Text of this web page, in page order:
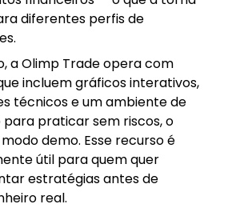
diferentes perfis de
a Olimp Trade opera com
incluem gráficos interativos,
técnicos e um ambiente de
para praticar sem riscos, o
demo. Esse recurso é
útil para quem quer
estratégias antes de
real.